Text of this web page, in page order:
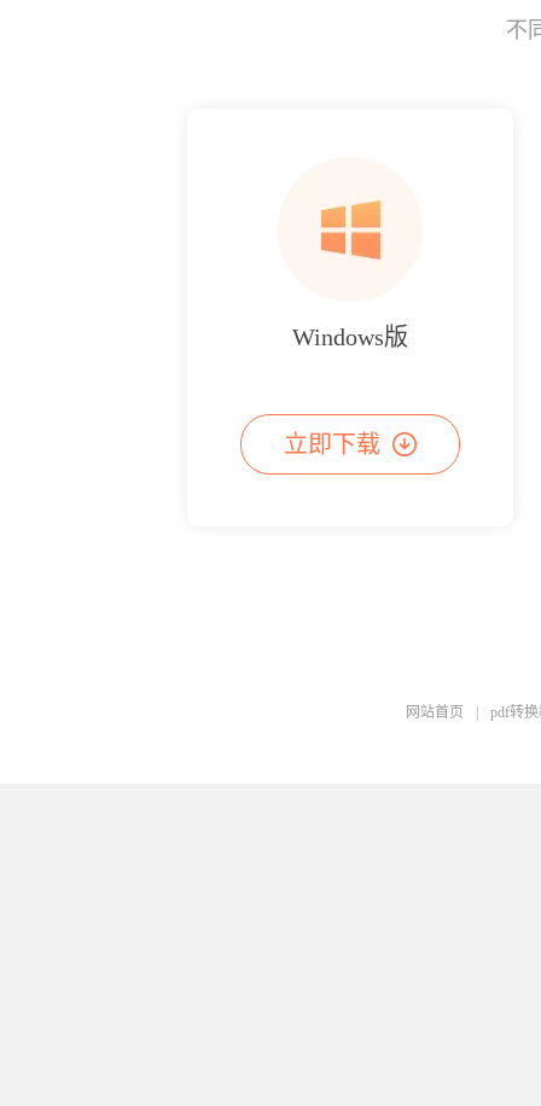
不
Windows版
立即下载
网站首页 pdf转